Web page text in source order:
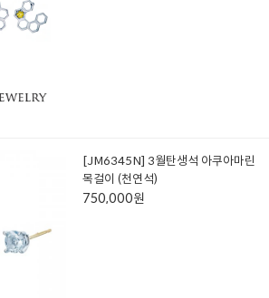
[JM6345N] 3월탄생석 아쿠아마린
목걸이 (천연석)
750,000원